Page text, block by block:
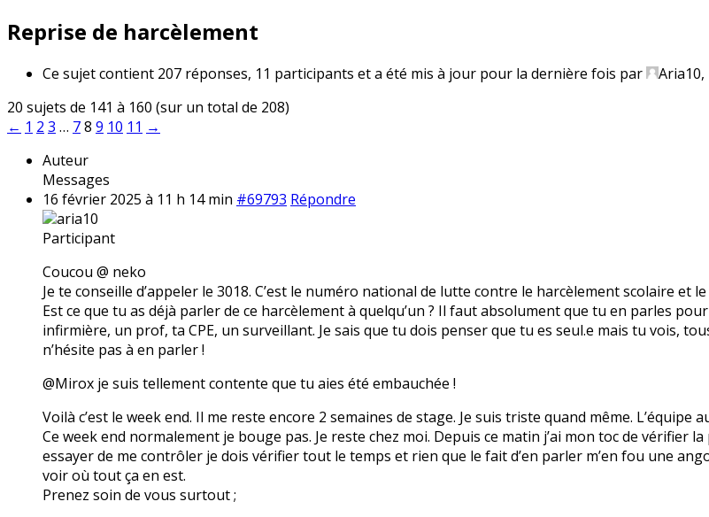
Reprise de harcèlement
Ce sujet contient 207 réponses, 11 participants et a été mis à jour pour la dernière fois par Aria10,
20 sujets de 141 à 160 (sur un total de 208)
← 1 2 3 … 78 9 10 11 →
Auteur
Messages
16 février 2025 à 11 h 14 min #69793 Répondre
aria10
Participant
Coucou @ neko
Je te conseille d’appeler le 3018. C’est le numéro national de lutte contre le harcèlement scolaire et
Est ce que tu as déjà parler de ce harcèlement à quelqu’un ? Il faut absolument que tu en parles
infirmière, un prof, ta CPE, un surveillant. Je sais que tu dois penser que tu es seul.e mais tu vois,
n’hésite pas à en parler !
@Mirox je suis tellement contente que tu aies été embauchée !
Voilà c’est le week end. Il me reste encore 2 semaines de stage. Je suis triste quand même. L’équipe
Ce week end normalement je bouge pas. Je reste chez moi. Depuis ce matin j’ai mon toc de vérifier
essayer de me contrôler je dois vérifier tout le temps et rien que le fait d’en parler m’en fou une
voir où tout ça en est.
Prenez soin de vous surtout ;